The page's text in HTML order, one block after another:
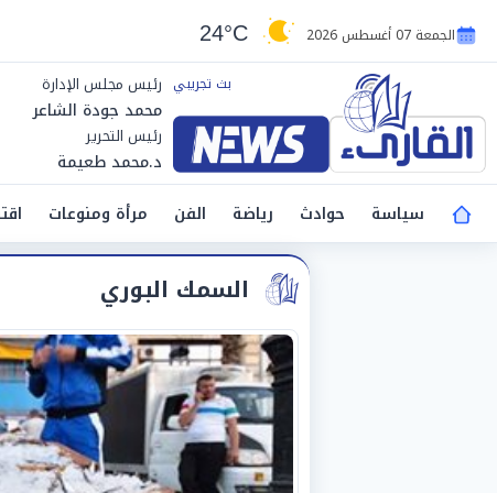
الجمعة 07 أغسطس 2026 24°C
رئيس مجلس الإدارة
محمد جودة الشاعر
رئيس التحرير
د.محمد طعيمة
سياسة
حوادث رياضة الفن مرأة ومنوعات
السمك البوري